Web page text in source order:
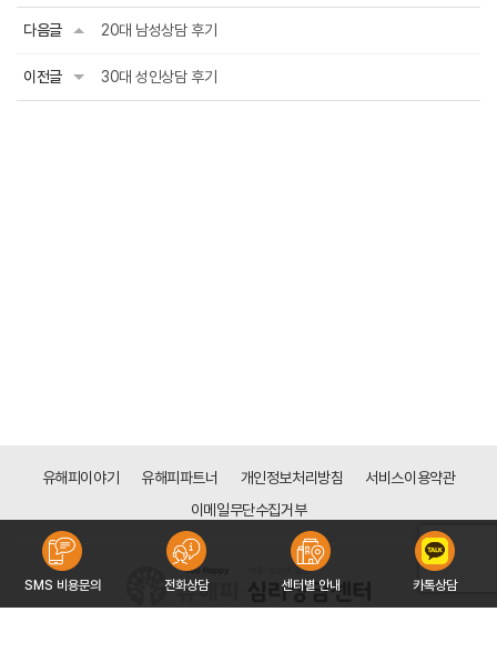
다음글 20대 남성상담 후기
이전글 30대 성인상담 후기
유해피이야기 유해피파트너 개인정보처리방침
서비스이용약관
이메일무단수집거부
SMS 비용문의 전화상담 센터별 안내 카톡상담